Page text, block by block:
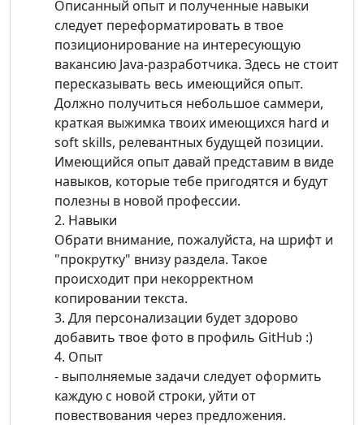
Описанный опыт и полученные навыки
следует переформатировать в твое
позиционирование на интересующую
вакансию Java-разработчика. Здесь не стоит
пересказывать весь имеющийся опыт.
Должно получиться небольшое саммери,
краткая выжимка твоих имеющихся hard и
soft skills, релевантных будущей позиции.
Имеющийся опыт давай представим в виде
навыков, которые тебе пригодятся и будут
полезны в новой профессии.
2. Навыки
Обрати внимание, пожалуйста, на шрифт и
"прокрутку" внизу раздела. Такое
происходит при некорректном
копировании текста.
3. Для персонализации будет здорово
добавить твое фото в профиль GitHub :)
4. Опыт
- выполняемые задачи следует оформить
каждую с новой строки, уйти от
повествования через предложения.